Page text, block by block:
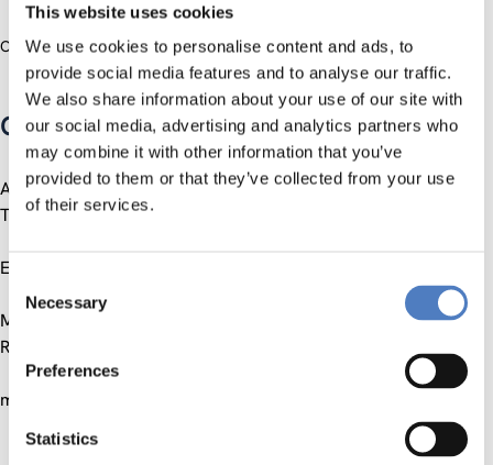
This website uses cookies
We use cookies to personalise content and ads, to
provide social media features and to analyse our traffic.
We also share information about your use of our site with
our social media, advertising and analytics partners who
may combine it with other information that you’ve
provided to them or that they’ve collected from your use
of their services.
Selection
Necessary
Preferences
Statistics
Offizielle Website
Club research
Am 23. Mai 2016 findet um 18:00 ein Club Research zum
Thema Internationalisierung von F&E statt.
Es diskutieren
Matthias Kaiserwerth, Direktor Hasler Stiftung, früher IBM
Research Zürich
mit
Thomas Henzinger, Präsident, IST Austria